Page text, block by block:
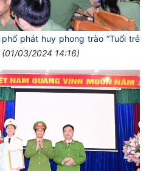
phát huy phong trào “Tuổi trẻ
(01/03/2024 14:16)